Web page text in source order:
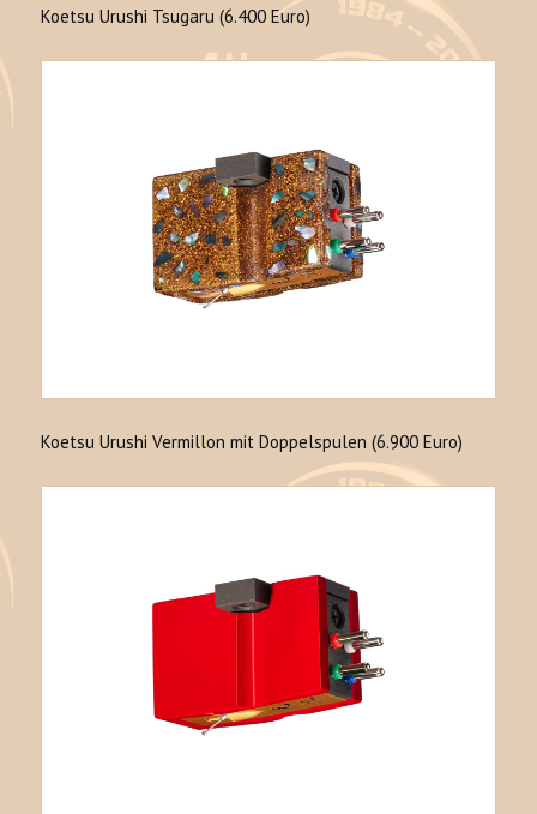
Koetsu Urushi Tsugaru (6.400 Euro)
Koetsu Urushi Vermillon mit Doppelspulen (6.900 Euro)